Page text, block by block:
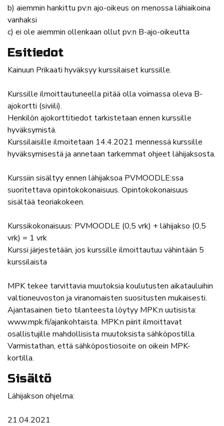
b) aiemmin hankittu pv:n ajo-oikeus on menossa lähiaikoina
vanhaksi
c) ei ole aiemmin ollenkaan ollut pv:n B-ajo-oikeutta
Esitiedot
Kainuun Prikaati hyväksyy kurssilaiset kurssille.
Kurssille ilmoittautuneella pitää olla voimassa oleva B-
ajokortti (siviili).
Henkilön ajokorttitiedot tarkistetaan ennen kurssille
hyväksymistä.
Kurssilaisille ilmoitetaan 14.4.2021 mennessä kurssille
hyväksymisestä ja annetaan tarkemmat ohjeet lähijaksosta.
Kurssiin sisältyy ennen lähijaksoa PVMOODLE:ssa
suoritettava opintokokonaisuus. Opintokokonaisuus
sisältää teoriakokeen.
Kurssikokonaisuus: PVMOODLE (0,5 vrk) + lähijakso (0,5
vrk) = 1 vrk
Kurssi järjestetään, jos kurssille ilmoittautuu vähintään 5
kurssilaista
MPK tekee tarvittavia muutoksia koulutusten aikatauluihin
valtioneuvoston ja viranomaisten suositusten mukaisesti.
Ajantasainen tieto tilanteesta löytyy MPK:n uutisista:
www.mpk.fi/ajankohtaista. MPK:n piirit ilmoittavat
osallistujille mahdollisista muutoksista sähköpostilla.
Varmistathan, että sähköpostiosoite on oikein MPK-
kortilla.
Sisältö
Lähijakson ohjelma:
21.04.2021